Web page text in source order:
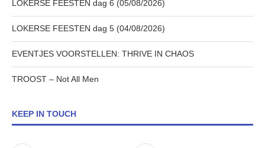
LOKERSE FEESTEN dag 6 (05/08/2026)
LOKERSE FEESTEN dag 5 (04/08/2026)
EVENTJES VOORSTELLEN: THRIVE IN CHAOS
TROOST – Not All Men
KEEP IN TOUCH